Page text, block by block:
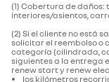
(1) Cobertura de
interiores/asientos,
(2) Si el cliente no está
solicitar el reembolso o
categoría (cilindrada,
siguientes a la entrega
renew start y renew
los kilómetros